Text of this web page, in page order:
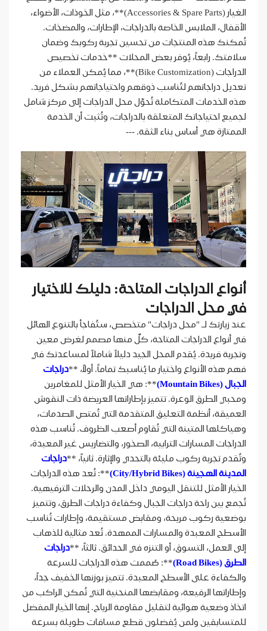
الغيار (Accessories & Spare Parts)**، مثل الخوذات، الأضواء،
الأقفال، الملابس الخاصة بالدراجات، الإطارات، والمضخات.
تُمكنك هذه المنتجات من تحسين تجربة ركوبك وضمان
سلامتك. رابعاً، يُوفر بعض المحلات **خدمات تخصيص
الدراجات (Bike Customization)**، مما يُمكن العملاء من
تعديل دراجاتهم لتُناسب ذوقهم واحتياجاتهم بشكل فريد.
هذه الخدمات المتكاملة تُحوّل محل الدراجات إلى مركز شامل
لجميع احتياجاتك المتعلقة بالدراجات، وتُثبت أن الخدمة
الممتازة هي أساس بناء الثقة. ---
أنواع الدراجات المتاحة: دليلك للاختيار
في محل الدراجات
عند زيارتك لـ "محل دراجات" متخصص، ستُفاجأ بالتنوع الهائل
في أنواع الدراجات المتاحة، كلٌ منها مصمم لغرض معين
وتجربة فريدة. يُقدم المحل الجيد دليلاً شاملاً لمساعدتك في
فهم هذه الأنواع واختيار ما يُناسبك تماماً. أولاً، **دراجات
الجبال (Mountain Bikes)
**: هي الخيار الأمثل للمغامرين
ومحبي الطرق الوعرة. تتميز بإطاراتها العريضة ذات النقوش
العميقة، أنظمة التعليق المتقدمة التي تُمتص الصدمات،
وهياكلها المتينة التي تُقاوم أصعب الظروف. تُناسب هذه
الدراجات المسارات الترابية، الصخور، والتضاريس غير المعبدة،
وتُقدم تجربة ركوب مليئة بالتحدي والإثارة. ثانياً، **دراجات
المدينة الهجينة (City/Hybrid Bikes)
**: تُعد هذه الدراجات
الخيار الأمثل للتنقل اليومي داخل المدن والرحلات الترفيهية.
تُجمع بين راحة دراجات الجبال وكفاءة دراجات الطرق، وتتميز
بوضعية ركوب مريحة، ومقابض مستقيمة، وإطارات تُناسب
الأسطح المعبدة والمسارات الممهدة. تُعد مثالية للذهاب
إلى العمل، التسوق، أو التنزه في الحدائق. ثالثاً، **دراجات
الطرق (Road Bikes)
**: صُممت هذه الدراجات للسرعة
والكفاءة على الأسطح المعبدة. تتميز بوزنها الخفيف جداً،
وإطاراتها الرفيعة، ومقابضها المنحنية التي تُمكن الراكب من
اتخاذ وضعية هوائية لتقليل مقاومة الرياح. إنها الخيار المفضل
للمتسابقين ولمن يُفضلون قطع مسافات طويلة بسرعة